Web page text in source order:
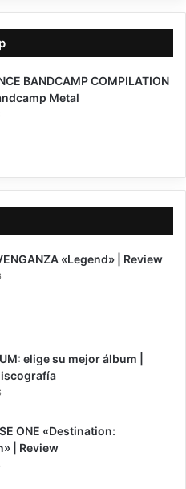
BANDCAMP COMPILATION
Metal
«Legend» | Review
elige su mejor álbum |
ONE «Destination:
| Review